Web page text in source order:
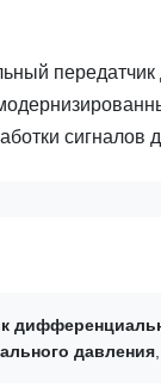
сигналов
давления